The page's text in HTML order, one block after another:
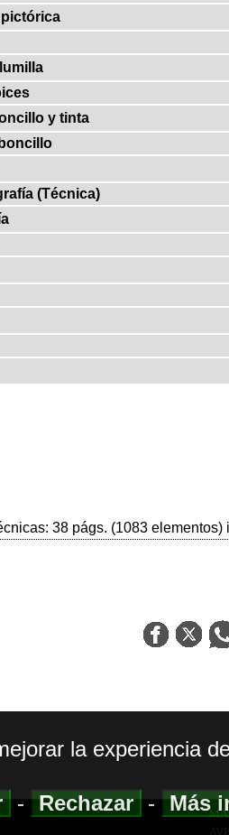
y tinta
(Técnica)
38 págs. (1083 elementos)
la experiencia
-Rechazar-Más